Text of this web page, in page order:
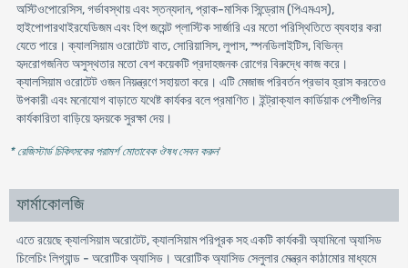
অস্টিওপোরেসিস, গর্ভাবস্থায় এবং স্তন্যদান, প্রাক-মাসিক সিন্ড্রোম (পিএমএস),
হাইপোপারথাইরযেডিজম এবং হিপ জয়েন্ট প্লাস্টিক সার্জারি এর মতো পরিস্থিতিতে ব্যবহার করা
যেতে পারে। ক্যালসিয়াম ওরোটেট বাত, সোরিয়াসিস, লুপাস, স্পনডিলাইটিস, বিভিন্ন
হৃদরোগজনিত অসুস্থতার মতো বেশ কয়েকটি প্রদাহজনক রোগের বিরুদ্ধে কাজ করে।
ক্যালসিয়াম ওরোটেট ওজন নিয়ন্ত্রণে সহায়তা করে। এটি মেজাজ পরিবর্তন প্রভাব হ্রাস করতেও
উপকারী এবং মনোযোগ বাড়াতে যথেষ্ট কার্যকর বলে প্রমাণিত। ইন্ট্রাক্যাল কার্ডিয়াক পেশীগুলির
কার্যকারিতা বাড়িয়ে হৃদয়কে সুরক্ষা দেয়।
* রেজিস্টার্ড চিকিৎসকের পরামর্শ মোতাবেক ঔষধ সেবন করুন'
ফার্মাকোলজি
এতে রয়েছে ক্যালসিয়াম অরোটেট, ক্যালসিয়াম পরিপূরক সহ একটি কার্যকরী অ্যামিনো অ্যাসিড
চিলেচিং লিগ্যান্ড - অরোটিক অ্যাসিড। অরোটিক অ্যাসিড সেলুলার মেন্ত্রন কাঠামোর মাধ্যমে